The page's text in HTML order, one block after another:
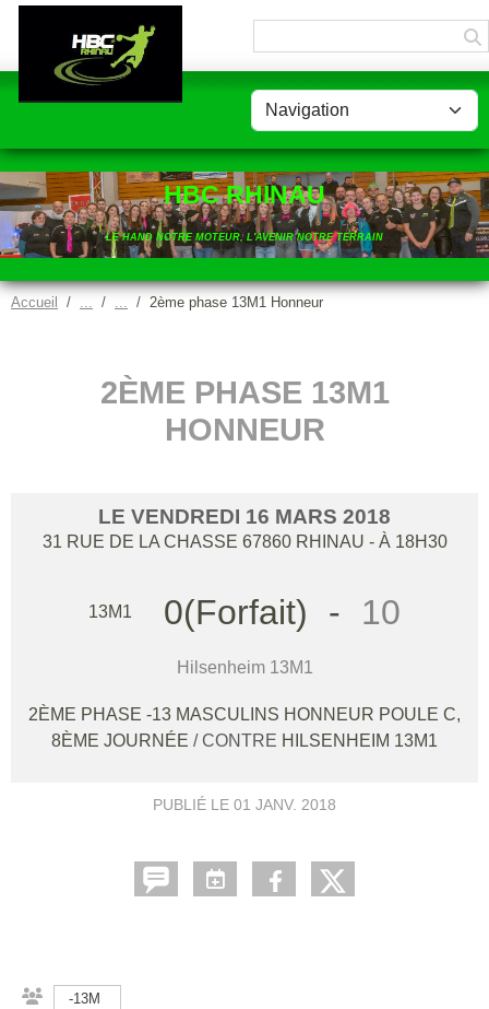
HBC RHINAU
LE HAND NOTRE MOTEUR, L'AVENIR NOTRE TERRAIN
Accueil 2ème phase 13M1 Honneur
2ÈME PHASE 13M1
HONNEUR
LE VENDREDI 16 MARS 2018
31 RUE DE LA CHASSE 67860 RHINAU - À 18H30
13M1 0(Forfait) - 10
Hilsenheim 13M1
2ÈME PHASE -13 MASCULINS HONNEUR POULE C,
8ÈME JOURNÉE / CONTRE HILSENHEIM 13M1
PUBLIÉ LE 01 JANV. 2018
-13M